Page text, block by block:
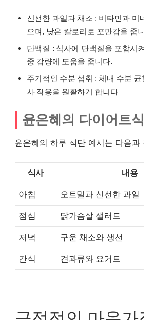
신선한 과일과 채소 : 비타민과 미
으며, 낮은 칼로리로 포만감을 줍
단백질 : 식사에 단백질을 포함시
중 감량에 도움을 줍니다.
주기적인 수분 섭취 : 체내 수분
사 작용을 원활하게 합니다.
윤은혜의 다이어트
윤은혜의 하루 식단 예시는 다음과
식사 내용
아침 오트밀과 신선한 과일
점심 닭가슴살 샐러드
저녁 구운 채소와 생선
간식 견과류와 요거트